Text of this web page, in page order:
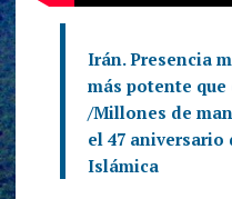
Irán. Presencia
más potente
/Millones de
el 47 aniversario
Islámica